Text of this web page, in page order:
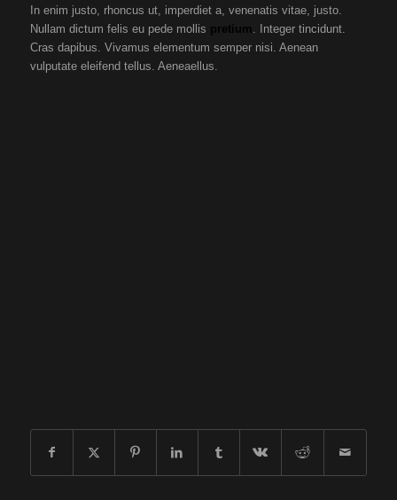
In enim justo, rhoncus ut, imperdiet a, venenatis vitae, justo.
Nullam dictum felis eu pede mollis pretium . Integer tincidunt.
Cras dapibus. Vivamus elementum semper nisi. Aenean
vulputate eleifend tellus. Aeneaellus.